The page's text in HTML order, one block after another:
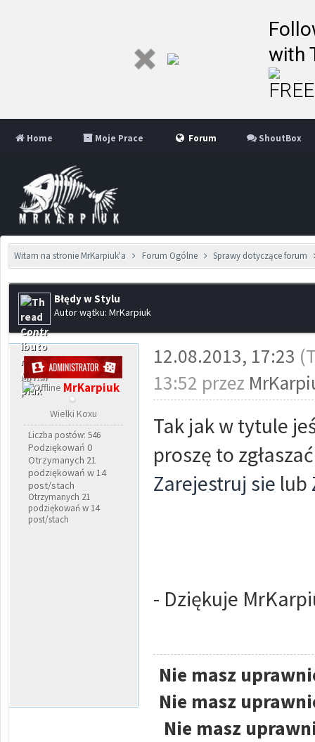
with
Home Moje Prace Forum ShoutBox
Witam na stronie MrKarpiuk'a Forum Ogólne Sprawy dotyczące forum
Błędy w Stylu
Autor wątku: MrKarpiuk
MrKarpiuk
Wielki Koxu
Liczba postów: 546
Podziękowań 0
Otrzymanych 21
podziękowań w 14
post/stach
Otrzymanych 21
podziękowań w 14
post/stach
12.08.2013, 17:23
13:52 przez
Tak jak w tytule
proszę to
Zarejestruj sie lub
- Dziękuje
Nie masz
Nie masz
Nie masz